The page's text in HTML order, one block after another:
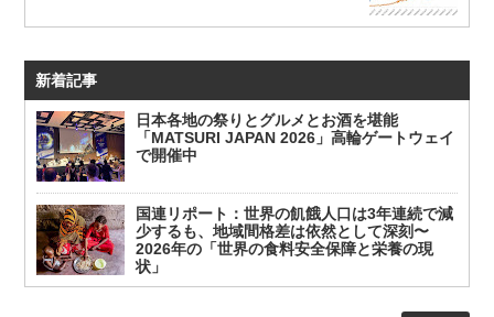
新着記事
日本各地の祭りとグルメとお酒を堪能
「MATSURI JAPAN 2026」高輪ゲートウェイ
で開催中
国連リポート：世界の飢餓人口は3年連続で減
少するも、地域間格差は依然として深刻〜
2026年の「世界の食料安全保障と栄養の現
状」